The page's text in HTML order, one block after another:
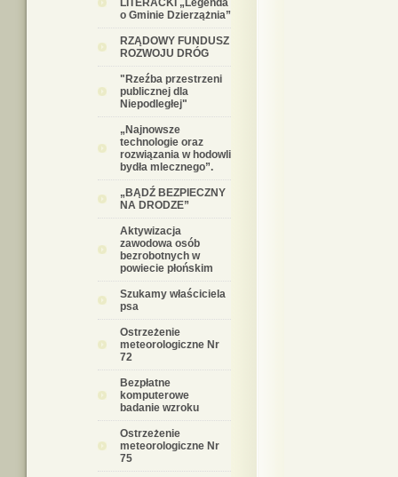
LITERACKI „Legenda
o Gminie Dzierzążnia”
RZĄDOWY FUNDUSZ
ROZWOJU DRÓG
"Rzeźba przestrzeni
publicznej dla
Niepodległej"
„Najnowsze
technologie oraz
rozwiązania w hodowli
bydła mlecznego”.
„BĄDŹ BEZPIECZNY
NA DRODZE”
Aktywizacja
zawodowa osób
bezrobotnych w
powiecie płońskim
Szukamy właściciela
psa
Ostrzeżenie
meteorologiczne Nr
72
Bezpłatne
komputerowe
badanie wzroku
Ostrzeżenie
meteorologiczne Nr
75